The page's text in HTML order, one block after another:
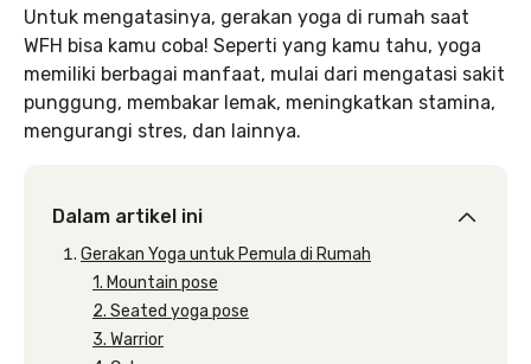
Untuk mengatasinya, gerakan yoga di rumah saat
WFH bisa kamu coba! Seperti yang kamu tahu, yoga
memiliki berbagai manfaat, mulai dari mengatasi sakit
punggung, membakar lemak, meningkatkan stamina,
mengurangi stres, dan lainnya.
Dalam artikel ini
Gerakan Yoga untuk Pemula di Rumah
1. Mountain pose
2. Seated yoga pose
3. Warrior